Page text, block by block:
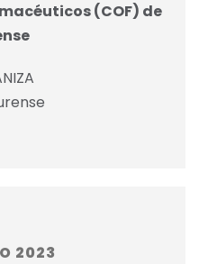
(COF) de
2023